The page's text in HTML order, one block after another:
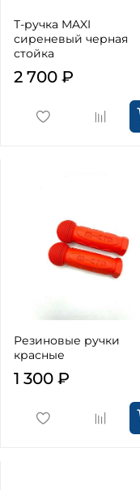
Т-ручка MAXI
сиреневый черная
стойка
2 700 ₽
Резиновые ручки
красные
1 300 ₽